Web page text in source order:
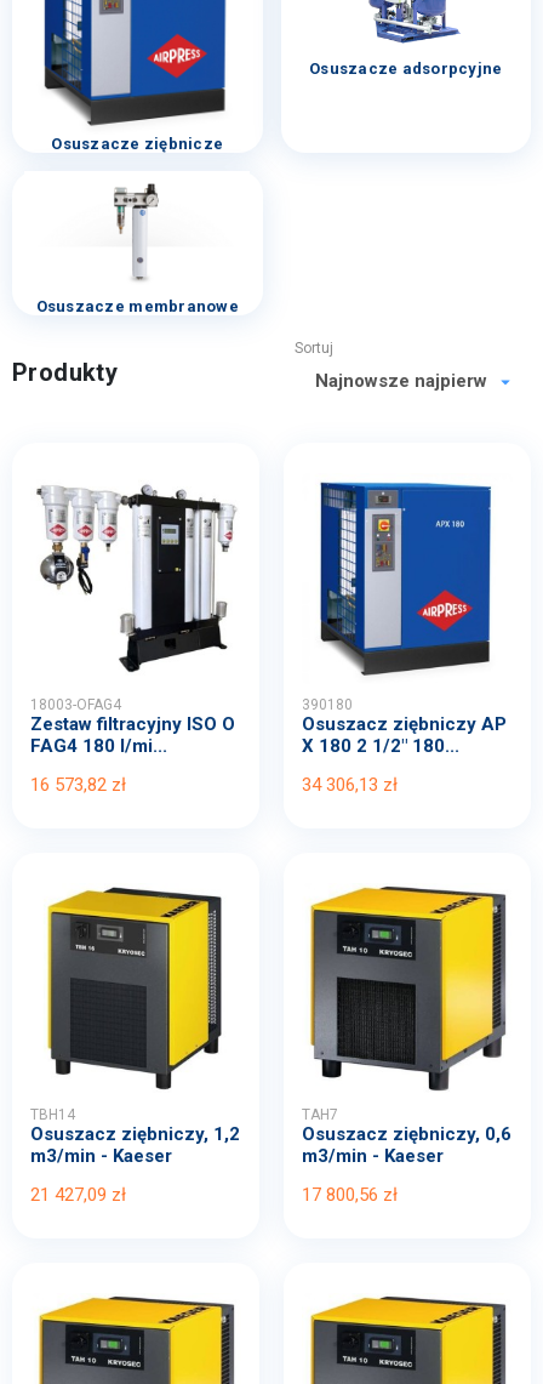
Osuszacze ziębnicze
Osuszacze adsorpcyjne
Osuszacze membranowe
Produkty
Sortuj
18003-OFAG4
Zestaw filtracyjny ISO O
FAG4 180 l/mi...
16 573,82 zł
390180
Osuszacz ziębniczy AP
X 180 2 1/2" 180...
34 306,13 zł
TBH14
Osuszacz ziębniczy, 1,2
m3/min - Kaeser
21 427,09 zł
TAH7
Osuszacz ziębniczy, 0,6
m3/min - Kaeser
17 800,56 zł